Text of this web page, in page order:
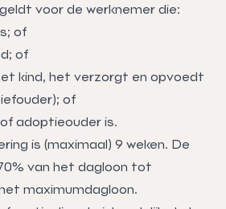
voor de werknemer die:
of
of
kind, het verzorgt en opvoedt
of
adoptieouder is.
is (maximaal) 9 weken. De
van het dagloon tot
maximumdagloon.